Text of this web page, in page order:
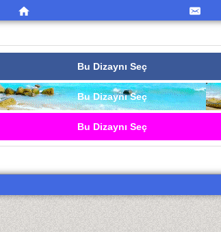
Bu Dizaynı Seç
Bu Dizaynı Seç
Bu Dizaynı Seç